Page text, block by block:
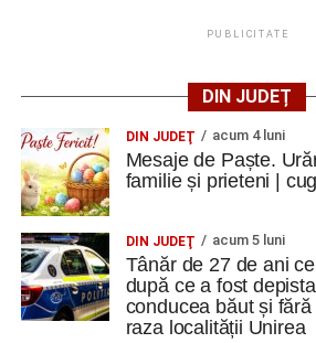
PUBLICITATE
DIN JUDEȚ
DIN JUDEŢ acum 4 luni
Mesaje de Paște.
familie și prieteni |
DIN JUDEŢ acum 5 luni
Tânăr de 27 de ani
după ce a fost
conducea băut și
raza localității Unirea